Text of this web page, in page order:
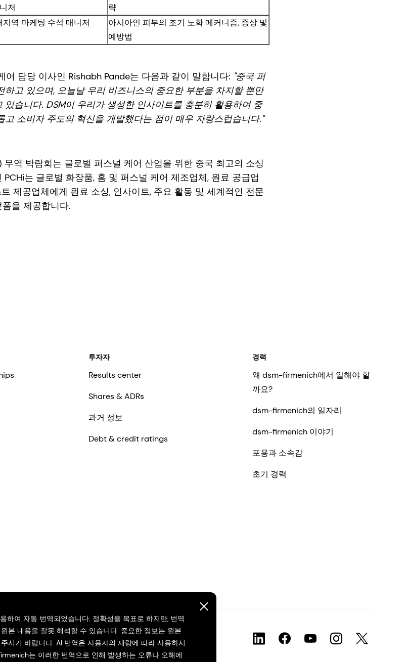
저
략
지역 마케팅 수석 매니저
아시아인 피부의 조기 노화 메커니즘, 증상 및
예방법
어 담당 이사인 Rishabh Pande는 다음과 같이 말합니다: "중국 퍼
고 있으며, 오늘날 우리 비즈니스의 중요한 부분을 차지할 뿐만
있습니다. DSM이 우리가 생성한 인사이트를 충분히 활용하여 중
고 소비자 주도의 혁신을 개발했다는 점이 매우 자랑스럽습니다."
역 박람회는 글로벌 퍼스널 케어 산업을 위한 중국 최고의 소싱
는 글로벌 화장품, 홈 및 퍼스널 케어 제조업체, 원료 공급업
제공업체에게 원료 소싱, 인사이트, 주요 활동 및 세계적인 전문
을 제공합니다.
하여 자동 번역되었습니다. 정확성을 목표로 하지만, 번역
본 내용을 잘못 해석할 수 있습니다. 중요한 정보는 원본
시기 바랍니다. AI 번역은 사용자의 재량에 따라 사용하시
는 이러한 번역으로 인해 발생하는 오류나 오해에
투자자
Results center
Shares & ADRs
과거 정보
Debt & credit ratings
경력
왜 dsm-firmenich에서 일해야 할
까요?
dsm-firmenich의 일자리
dsm-firmenich 이야기
포용과 소속감
초기 경력